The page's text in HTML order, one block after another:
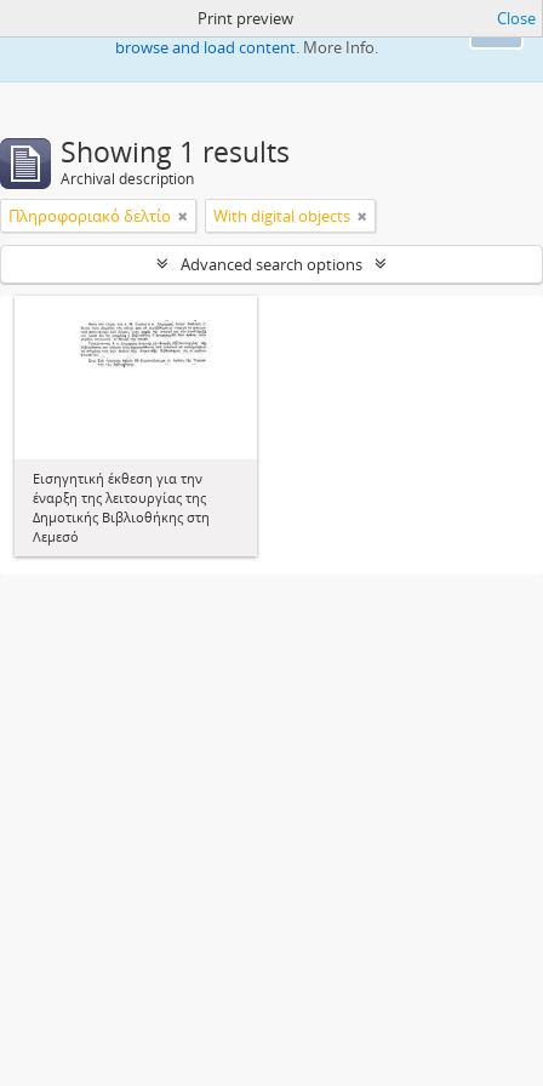
Ok
This website uses cookies to enhance your ability to
browse and load content. More Info.
Print preview Close
Showing 1 results
Archival description
Πληροφοριακό δελτίο With digital objects
Advanced search options
Εισηγητική έκθεση για την
έναρξη της λειτουργίας της
Δημοτικής Βιβλιοθήκης στη
Λεμεσό